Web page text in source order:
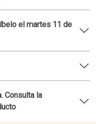
el martes 11 de
Consulta la